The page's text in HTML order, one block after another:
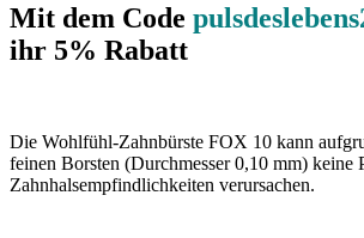
Mit dem Code
ihr 5% Rabatt
Die Wohlfühl-Zahnbürste FOX 10 kann
feinen Borsten (Durchmesser 0,10 mm) keine
Zahnhalsempfindlichkeiten verursachen.